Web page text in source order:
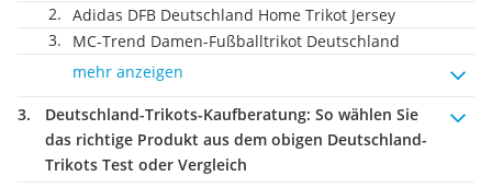
Adidas DFB Deutschland Home Trikot Jersey
MC-Trend Damen-Fußballtrikot Deutschland
mehr anzeigen
Deutschland-Trikots-Kaufberatung: So wählen Sie
das richtige Produkt aus dem obigen Deutschland-
Trikots Test oder Vergleich